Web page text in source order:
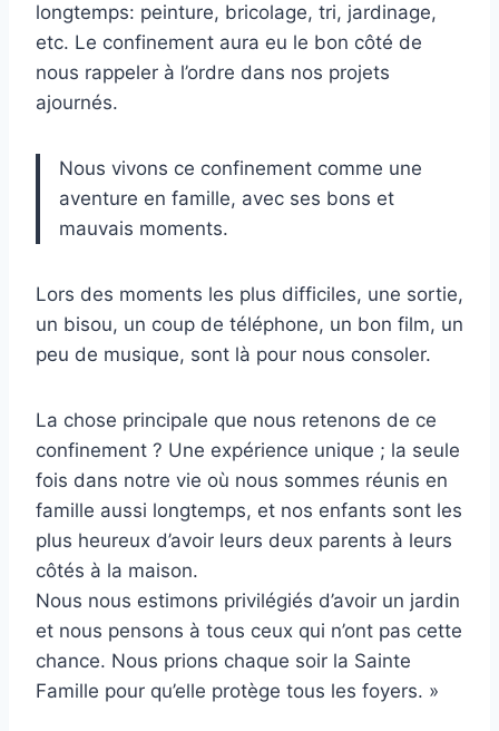
longtemps: peinture, bricolage, tri, jardinage,
etc. Le confinement aura eu le bon côté de
nous rappeler à l’ordre dans nos projets
ajournés.
Nous vivons ce confinement comme une
aventure en famille, avec ses bons et
mauvais moments.
Lors des moments les plus difficiles, une sortie,
un bisou, un coup de téléphone, un bon film, un
peu de musique, sont là pour nous consoler.
La chose principale que nous retenons de ce
confinement ? Une expérience unique ; la seule
fois dans notre vie où nous sommes réunis en
famille aussi longtemps, et nos enfants sont les
plus heureux d’avoir leurs deux parents à leurs
côtés à la maison.
Nous nous estimons privilégiés d’avoir un jardin
et nous pensons à tous ceux qui n’ont pas cette
chance. Nous prions chaque soir la Sainte
Famille pour qu’elle protège tous les foyers. »